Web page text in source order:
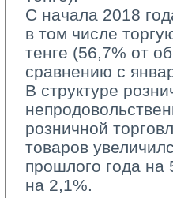
С начала 2018
в том числе
тенге (56,7% от
сравнению с
В структуре
розничной
товаров
прошлого года на
на 2,1%.